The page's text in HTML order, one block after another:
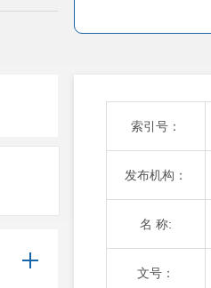
索引号：
发布机构：
名 称:
文号：